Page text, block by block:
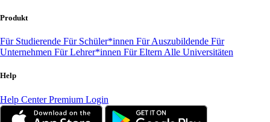
Produkt
Für Studierende Für Schüler*innen Für Auszubildende Für
Unternehmen Für Lehrer*innen Für Eltern Alle Universitäten
Help
Help CenterPremium Login